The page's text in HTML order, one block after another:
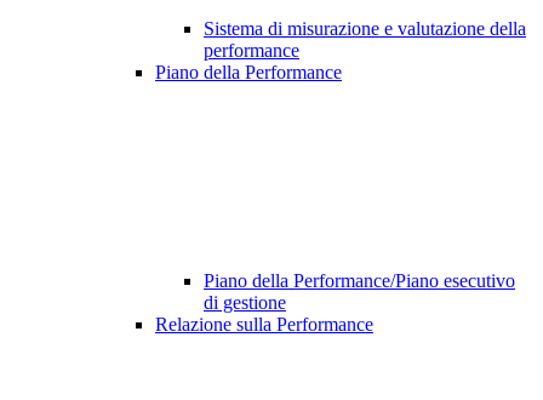
Sistema di misurazione e valutazione della
performance
Piano della Performance
Piano della Performance/Piano esecutivo
di gestione
Relazione sulla Performance